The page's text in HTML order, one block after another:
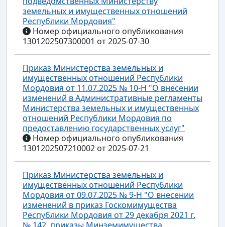
земельных и имущественных отношений
Республики Мордовия"
Номер официального опубликования
1301202507300001 от 2025-07-30
Приказ Министерства земельных и
имущественных отношений Республики
Мордовия от 11.07.2025 № 10-Н "О внесении
изменений в Административные регламенты
Министерства земельных и имущественных
отношений Республики Мордовия по
предоставлению государственных услуг"
Номер официального опубликования
1301202507210002 от 2025-07-21
Приказ Министерства земельных и
имущественных отношений Республики
Мордовия от 09.07.2025 № 9-Н "О внесении
изменений в приказ Госкомимущества
Республики Мордовия от 29 декабря 2021 г.